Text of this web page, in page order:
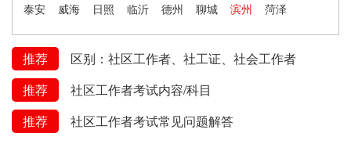
泰安
威海 日照 临沂 德州 聊城 滨州 菏泽
推荐
区别：社区工作者、社工证、社会工作者
推荐
社区工作者考试内容/科目
推荐
社区工作者考试常见问题解答